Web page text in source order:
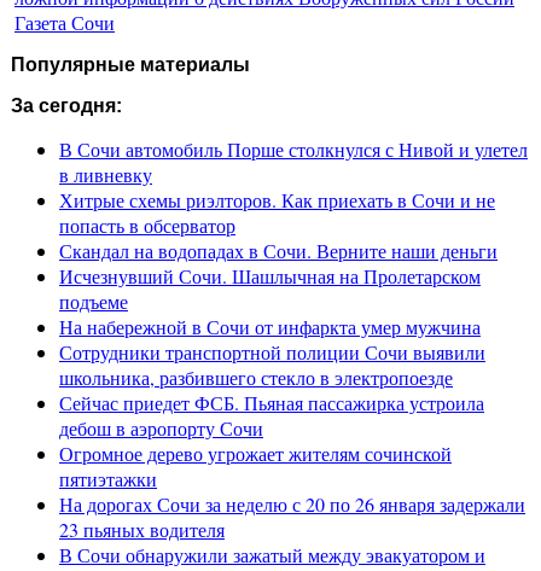
Газета Сочи
Популярные материалы
За сегодня:
В Сочи автомобиль Порше столкнулся с Нивой и улетел
в ливневку
Хитрые схемы риэлторов. Как приехать в Сочи и не
попасть в обсерватор
Скандал на водопадах в Сочи. Верните наши деньги
Исчезнувший Сочи. Шашлычная на Пролетарском
подъеме
На набережной в Сочи от инфаркта умер мужчина
Сотрудники транспортной полиции Сочи выявили
школьника, разбившего стекло в электропоезде
Сейчас приедет ФСБ. Пьяная пассажирка устроила
дебош в аэропорту Сочи
Огромное дерево угрожает жителям сочинской
пятиэтажки
На дорогах Сочи за неделю с 20 по 26 января задержали
23 пьяных водителя
В Сочи обнаружили зажатый между эвакуатором и